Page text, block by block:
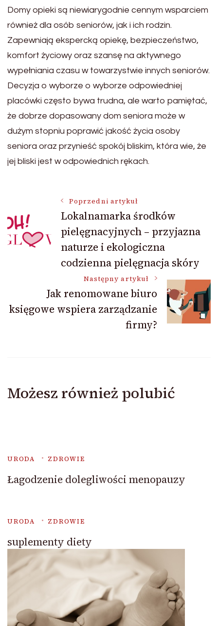
Domy opieki są niewiarygodnie cennym wsparciem
również dla osób seniorów, jak i ich rodzin.
Zapewniają ekspercką opiekę, bezpieczeństwo,
komfort życiowy oraz szansę na aktywnego
wypełniania czasu w towarzystwie innych seniorów.
Decyzja o wyborze o wyborze odpowiedniej
placówki często bywa trudna, ale warto pamiętać,
że dobrze dopasowany dom seniora może w
dużym stopniu poprawić jakość życia osoby
seniora oraz przynieść spokój bliskim, która wie, że
jej bliski jest w odpowiednich rękach.
Nawigacja
wpisu
Poprzedni artykuł
Lokalnamarka środków
pielęgnacyjnych – przyjazna
naturze i ekologiczna
codzienna pielęgnacja skóry
Następny artykuł
Jak renomowane biuro
księgowe wspiera zarządzanie
firmy?
Możesz również polubić
URODA ZDROWIE
Łagodzenie dolegliwości menopauzy
URODA ZDROWIE
suplementy diety